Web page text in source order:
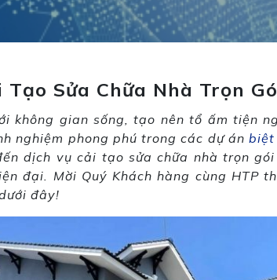
Tạo Sửa Chữa Nhà Trọn
không gian sống, tạo nên tổ ấm tiện
nghiệm phong phú trong các dự án
dịch vụ cải tạo sửa chữa nhà trọn
đại. Mời Quý Khách hàng cùng HTP
đây!